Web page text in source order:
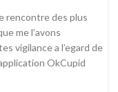
rencontre des plus
me l’avons
vigilance a l’egard de
OkCupid